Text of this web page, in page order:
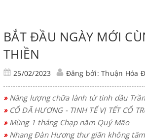
BẮT ĐẦU NGÀY MỚI
THIỀN
25/02/2023 Đăng bởi: Thuận Hóa
»Năng lượng chữa lành từ tinh dầu
»CỔ DÃ HƯƠNG - TINH TẾ VỊ TẾT CỔ
»Mùng 1 tháng Chạp năm Quý Mão
»Nhang Đàn Hương thư giãn không